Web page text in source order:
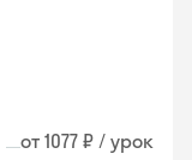
от 1077 ₽ / урок